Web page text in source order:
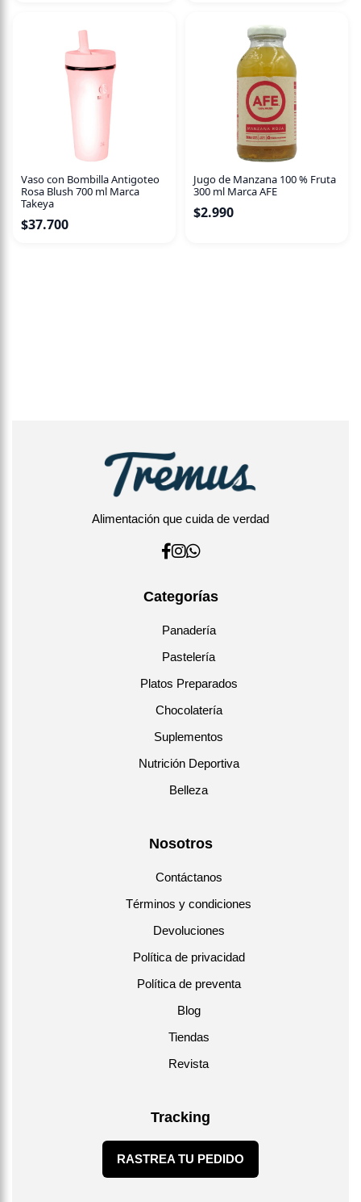
Vaso con Bombilla Antigoteo
Rosa Blush 700 ml Marca
Takeya
$37.700
Jugo de Manzana 100 % Fruta
300 ml Marca AFE
$2.990
Alimentación que cuida de verdad
Categorías
Panadería
Pastelería
Platos Preparados
Chocolatería
Suplementos
Nutrición Deportiva
Belleza
Nosotros
Contáctanos
Términos y condiciones
Devoluciones
Política de privacidad
Política de preventa
Blog
Tiendas
Revista
Tracking
RASTREA TU PEDIDO